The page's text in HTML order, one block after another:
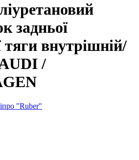
задньої
тяги внутрішній/
/
"Ruber"